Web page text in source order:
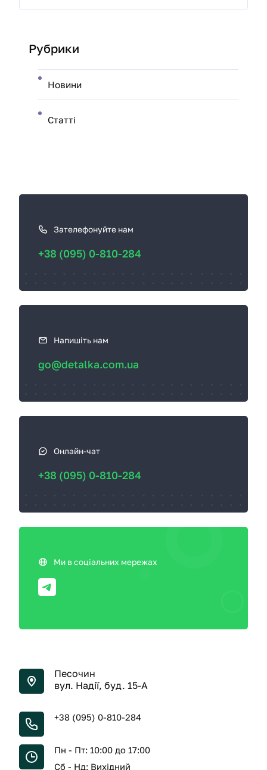
Рубрики
Новини
Статті
з
а
Зателефонуйте нам
+38 (095) 0-810-284
Напишіть нам
go@detalka.com.ua
Онлайн-чат
+38 (095) 0-810-284
Ми в соціальних мережах
Песочин
вул. Надії, буд. 15-А
+38 (095) 0-810-284
Пн - Пт: 10:00 до 17:00
Сб - Нд: Вихідний